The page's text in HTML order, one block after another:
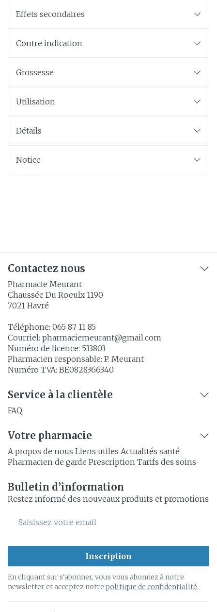
Effets secondaires
Contre indication
Grossesse
Utilisation
Détails
Notice
Contactez nous
Pharmacie Meurant
Chaussée Du Roeulx 1190
7021 Havré
Téléphone: 065 87 11 85
Courriel: pharmaciemeurant@gmail.com
Numéro de licence: 533803
Pharmacien responsable: P. Meurant
Numéro TVA: BE0828366340
Service à la clientèle
FAQ
Votre pharmacie
A propos de nous Liens utiles Actualités santé
Pharmacien de garde Prescription Tarifs des soins
Bulletin d’information
Restez informé des nouveaux produits et promotions
Adresse mail
Inscription
En cliquant sur s'abonner, vous vous abonnez à notre
newsletter et acceptez notre politique de confidentialité.